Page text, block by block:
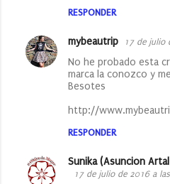
o
RESPONDER
mybeautrip 17 de julio
No he probado esta
marca la conozco y
Besotes
http://
RESPONDER
Sunika (Asuncion
17 de julio de 2016 a